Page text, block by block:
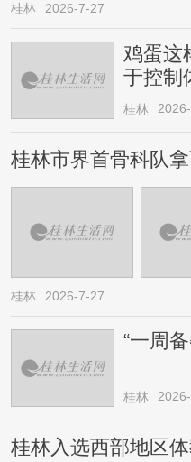
桂林 2026-7-27
鸡蛋这
于控制
→
桂林
桂林市界首骨科队
桂林 2026-7-27
“一周
桂林
桂林入选西部地区